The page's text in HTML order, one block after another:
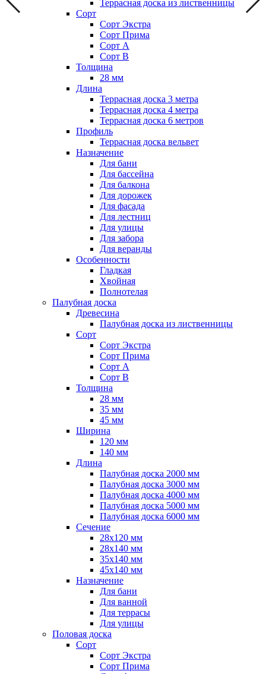
Террасная доска из лиственницы
Сорт
Сорт Экстра
Сорт Прима
Сорт А
Сорт В
Толщина
28 мм
Длина
Террасная доска 3 метра
Террасная доска 4 метра
Террасная доска 6 метров
Профиль
Террасная доска вельвет
Назначение
Для бани
Для бассейна
Для балкона
Для дорожек
Для фасада
Для лестниц
Для улицы
Для забора
Для веранды
Особенности
Гладкая
Хвойная
Полнотелая
Палубная доска
Древесина
Палубная доска из лиственницы
Сорт
Сорт Экстра
Сорт Прима
Сорт A
Сорт B
Толщина
28 мм
35 мм
45 мм
Ширина
120 мм
140 мм
Длина
Палубная доска 2000 мм
Палубная доска 3000 мм
Палубная доска 4000 мм
Палубная доска 5000 мм
Палубная доска 6000 мм
Сечение
28х120 мм
28х140 мм
35х140 мм
45х140 мм
Назначение
Для бани
Для ванной
Для террасы
Для улицы
Половая доска
Сорт
Сорт Экстра
Сорт Прима